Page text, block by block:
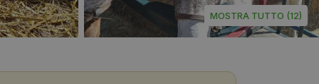
MOSTRA TUTTO (12)